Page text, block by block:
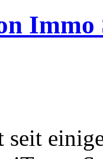
Immo
seit